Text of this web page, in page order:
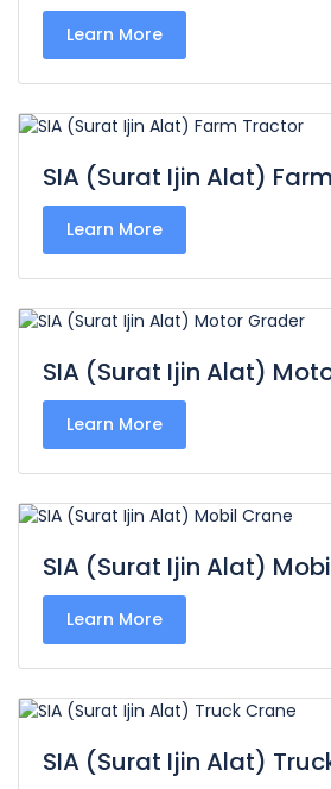
Learn More
SIA (Surat Ijin Alat)
Learn More
SIA (Surat Ijin Alat)
Learn More
SIA (Surat Ijin Alat)
Learn More
SIA (Surat Ijin Alat)